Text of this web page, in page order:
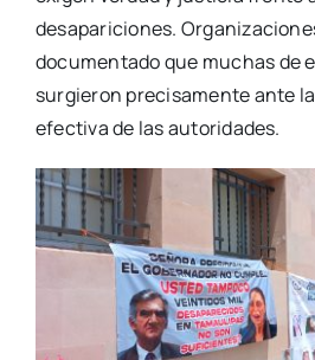
desapariciones.
documentado que muchas de
surgieron precisamente ante
efectiva de las autoridades.